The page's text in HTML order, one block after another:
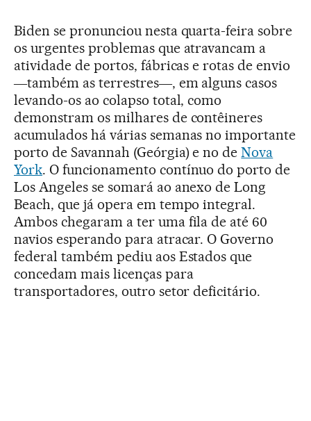
Biden se pronunciou nesta quarta-feira sobre
os urgentes problemas que atravancam a
atividade de portos, fábricas e rotas de envio
―também as terrestres―, em alguns casos
levando-os ao colapso total, como
demonstram os milhares de contêineres
acumulados há várias semanas no importante
porto de Savannah (Geórgia) e no deNova
York. O funcionamento contínuo do porto de
Los Angeles se somará ao anexo de Long
Beach, que já opera em tempo integral.
Ambos chegaram a ter uma fila de até 60
navios esperando para atracar. O Governo
federal também pediu aos Estados que
concedam mais licenças para
transportadores, outro setor deficitário.